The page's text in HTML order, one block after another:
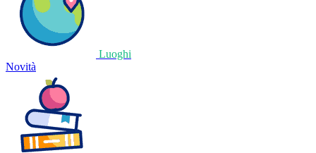
Luoghi
Novità